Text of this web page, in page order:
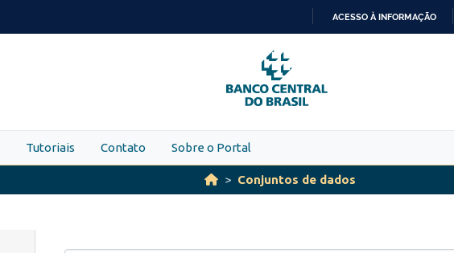
PARA
O
CONTEÚDO
ACESSO À INFORMAÇÃO
Tutoriais Contato Sobre o Portal
Conjuntos de dados